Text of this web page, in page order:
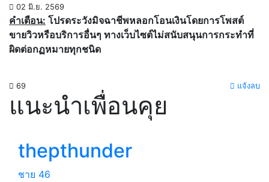
02 มิ.ย. 2569
คำเตือน: โปรดระวังมิจฉาชีพหลอกโอนเงินโดยการโพสต์
ขายวิวหรือบริการอื่นๆ ทางเว็บไซต์ไม่สนับสนุนการกระทำที่
ผิดต่อกฏหมายทุกชนิด
69 แจ้งลบ
แนะนำเพื่อนคุย
thepthunder
ชาย 46